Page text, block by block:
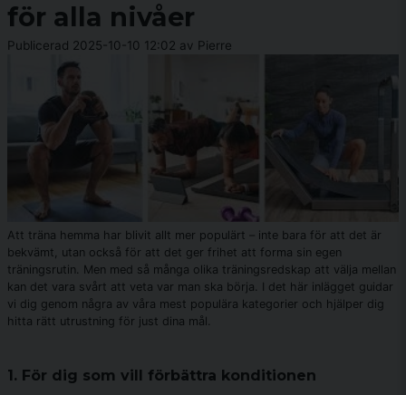
för alla nivåer
Publicerad 2025-10-10 12:02 av Pierre
Att träna hemma har blivit allt mer populärt – inte bara för att det är
bekvämt, utan också för att det ger frihet att forma sin egen
träningsrutin. Men med så många olika träningsredskap att välja mellan
kan det vara svårt att veta var man ska börja. I det här inlägget guidar
vi dig genom några av våra mest populära kategorier och hjälper dig
hitta rätt utrustning för just dina mål.
1. För dig som vill förbättra konditionen